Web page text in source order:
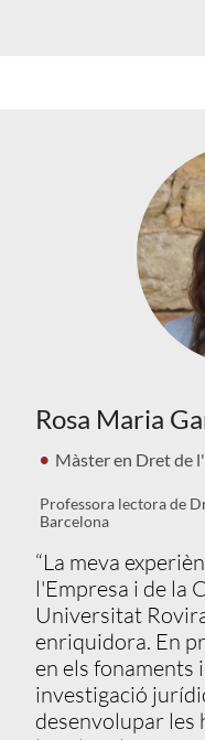
Rosa Maria
Màster en Dret de
Professora lectora de
Barcelona
“La meva
l'Empresa i de la
Universitat
enriquidora. En
en els fonaments
investigació
desenvolupar les